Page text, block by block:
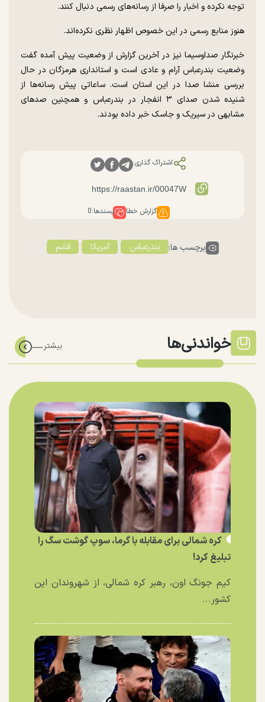
توجه نکرده و اخبار را صرفا از رسانه‌های رسمی دنبال کنند.
هنوز منابع رسمی در این خصوص اظهار نظری نکرده‌اند.
خبرنگار صداوسیما نیز در آخرین گزارش از وضعیت پیش آمده گفت
وضعیت بندرعباس آرام و عادی است و استانداری هرمزگان در حال
بررسی منشا صدا در این استان است. ساعاتی پیش رسانه‌ها از
شنیده شدن صدای ۳ انفجار در بندرعباس و همچنین صد‌های
مشابهی در سیریک و جاسک خبر داده بودند.
اشتراک گذاری:
گزارش خطا پسندها:0
برچسب ها: بندرعباس آمریکا قشم
خواندنی‌ها
کره شمالی برای مقابله با گرما، سوپ گوشت سگ را
تبلیغ کرد!
کیم جونگ اون، رهبر کره شمالی، از شهروندان این
کشور...